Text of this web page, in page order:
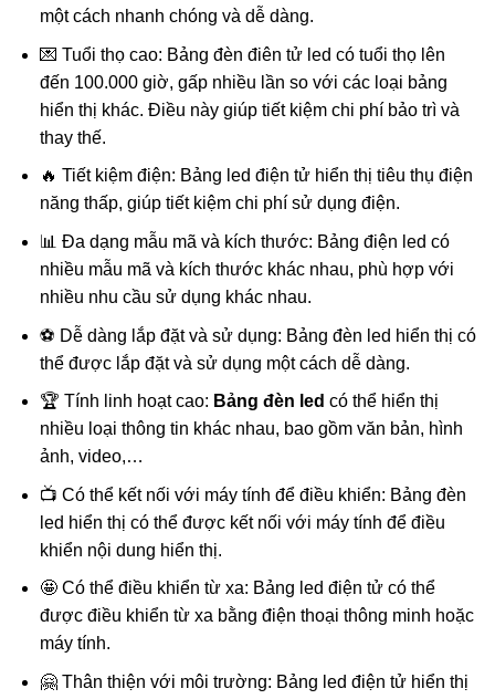
một cách nhanh chóng và dễ dàng.
💌 Tuổi thọ cao: Bảng đèn điên tử led có tuổi thọ lên
đến 100.000 giờ, gấp nhiều lần so với các loại bảng
hiển thị khác. Điều này giúp tiết kiệm chi phí bảo trì và
thay thế.
🔥 Tiết kiệm điện: Bảng led điện tử hiển thị tiêu thụ điện
năng thấp, giúp tiết kiệm chi phí sử dụng điện.
📊 Đa dạng mẫu mã và kích thước: Bảng điện led có
nhiều mẫu mã và kích thước khác nhau, phù hợp với
nhiều nhu cầu sử dụng khác nhau.
⚽ Dễ dàng lắp đặt và sử dụng: Bảng đèn led hiển thị có
thể được lắp đặt và sử dụng một cách dễ dàng.
🏆 Tính linh hoạt cao: Bảng đèn led có thể hiển thị
nhiều loại thông tin khác nhau, bao gồm văn bản, hình
ảnh, video,…
📺 Có thể kết nối với máy tính để điều khiển: Bảng đèn
led hiển thị có thể được kết nối với máy tính để điều
khiển nội dung hiển thị.
🤩 Có thể điều khiển từ xa: Bảng led điện tử có thể
được điều khiển từ xa bằng điện thoại thông minh hoặc
máy tính.
🤗 Thân thiện với môi trường: Bảng led điện tử hiển thị